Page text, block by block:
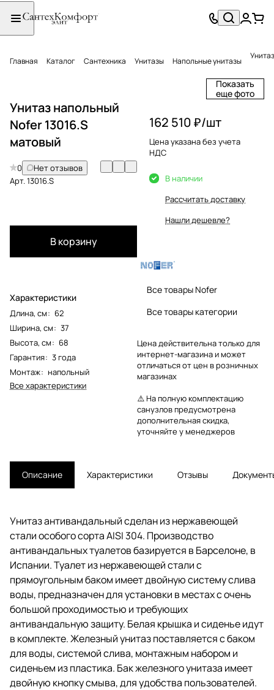
Главная Каталог Сантехника Унитазы Напольные унитазы
Показать
еще фото
Унитаз напольный
Nofer 13016.S
матовый
0
Нет отзывов
Арт.13016.S
В корзину
Характеристики
Длина, см: 62
Ширина, см: 37
Высота, см: 68
Гарантия: 3 года
Монтаж: напольный
Все характеристики
162 510 ₽/шт
Цена указана без учета
НДС
В наличии
Рассчитать доставку
Нашли дешевле?
Все товары Nofer
Все товары категории
Цена действительна только для
интернет-магазина и может
отличаться от цен в розничных
магазинах
⚠️ На полную комплектацию
санузлов предусмотрена
дополнительная скидка,
уточняйте у менеджеров
Описание Характеристики Отзывы
Унитаз антивандальный сделан из нержавеющей
стали особого сорта AISI 304. Производство
антивандальных туалетов базируется в Барселоне, в
Испании. Туалет из нержавеющей стали с
прямоугольным баком имеет двойную систему слива
воды, предназначен для установки в местах с очень
большой проходимостью и требующих
антивандальную защиту. Белая крышка и сиденье идут
в комплекте. Железный унитаз поставляется с баком
для воды, системой слива, монтажным набором и
сиденьем из пластика. Бак железного унитаза имеет
двойную кнопку смыва, для удобства пользователей.